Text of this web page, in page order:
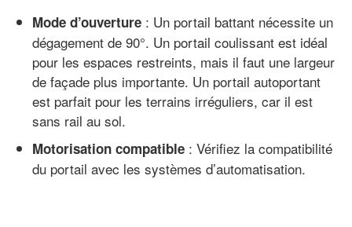
Mode d’ouverture : Un portail battant nécessite un
dégagement de 90°. Un portail coulissant est idéal
pour les espaces restreints, mais il faut une largeur
de façade plus importante. Un portail autoportant
est parfait pour les terrains irréguliers, car il est
sans rail au sol.
Motorisation compatible : Vérifiez la compatibilité
du portail avec les systèmes d’automatisation.